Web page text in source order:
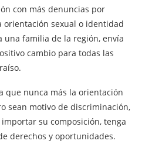
con más denuncias por
sexual o identidad
una familia de la región, envía
cambio para todas las
que nunca más la orientación
sean motivo de discriminación,
su composición, tenga
derechos y oportunidades.